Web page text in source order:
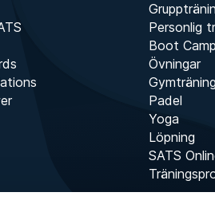
Personlig
Boot
Övningar
Gymträning
Padel
Yoga
Löpning
SATS